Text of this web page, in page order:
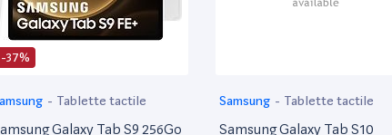
-37%
- Tablette tactile
Galaxy Tab S9 256Go
Samsung - Tablette tactile
Samsung Galaxy Tab S10